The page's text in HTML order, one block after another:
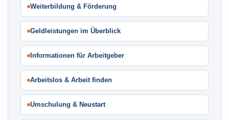
Weiterbildung & Förderung
Geldleistungen im Überblick
Informationen für Arbeitgeber
Arbeitslos & Arbeit finden
Umschulung & Neustart